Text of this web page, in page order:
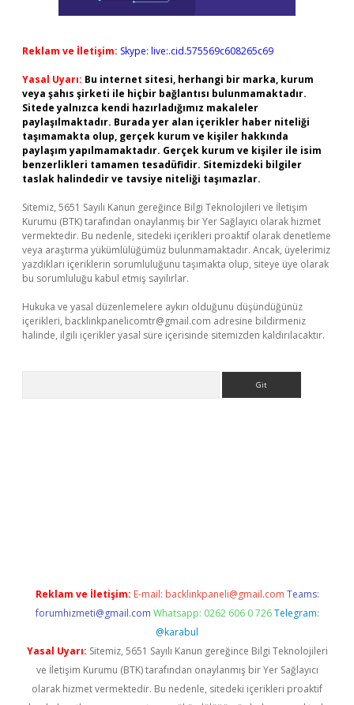
Reklam ve İletişim: Skype: live:.cid.575569c608265c69
Yasal Uyarı: Bu internet sitesi, herhangi bir marka, kurum
veya şahıs şirketi ile hiçbir bağlantısı bulunmamaktadır.
Sitede yalnızca kendi hazırladığımız makaleler
paylaşılmaktadır. Burada yer alan içerikler haber niteliği
taşımamakta olup, gerçek kurum ve kişiler hakkında
paylaşım yapılmamaktadır. Gerçek kurum ve kişiler ile isim
benzerlikleri tamamen tesadüfidir. Sitemizdeki bilgiler
taslak halindedir ve tavsiye niteliği taşımazlar.
Sitemiz, 5651 Sayılı Kanun gereğince Bilgi Teknolojileri ve İletişim
Kurumu (BTK) tarafından onaylanmış bir Yer Sağlayıcı olarak hizmet
vermektedir. Bu nedenle, sitedeki içerikleri proaktif olarak denetleme
veya araştırma yükümlülüğümüz bulunmamaktadır. Ancak, üyelerimiz
yazdıkları içeriklerin sorumluluğunu taşımakta olup, siteye üye olarak
bu sorumluluğu kabul etmiş sayılırlar.
Hukuka ve yasal düzenlemelere aykırı olduğunu düşündüğünüz
içerikleri, backlinkpanelicomtr@gmail.com adresine bildirmeniz
halinde, ilgili içerikler yasal süre içerisinde sitemizden kaldırılacaktır.
Reklam ve İletişim: E-mail: backlinkpaneli@gmail.com Teams:
forumhizmeti@gmail.com Whatsapp: 0262 606 0 726 Telegram:
@karabul
Yasal Uyarı: Sitemiz, 5651 Sayılı Kanun gereğince Bilgi Teknolojileri
ve İletişim Kurumu (BTK) tarafından onaylanmış bir Yer Sağlayıcı
olarak hizmet vermektedir. Bu nedenle, sitedeki içerikleri proaktif